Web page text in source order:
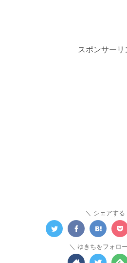
スポンサーリ
シェアする
ゆきちをフォロ